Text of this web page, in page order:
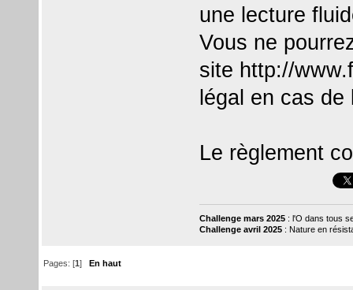
une lecture
Vous ne
site http://
légal en cas de
Le règlement
Challenge mars 2025: l'O dans tous
Challenge avril 2025: Nature en
Pages: [1]En haut